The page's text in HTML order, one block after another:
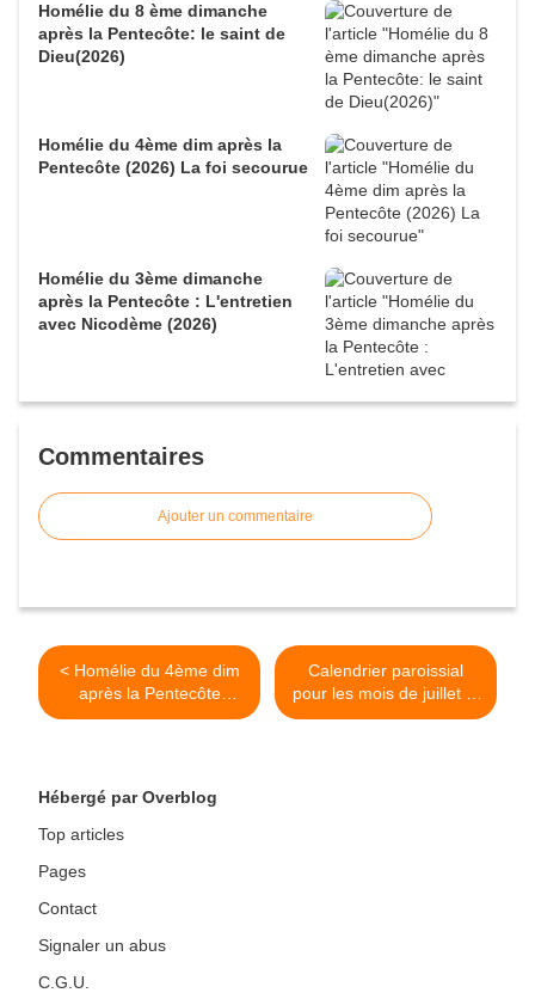
Homélie du 8 ème dimanche
après la Pentecôte: le saint de
Dieu(2026)
Homélie du 4ème dim après la
Pentecôte (2026) La foi secourue
Homélie du 3ème dimanche
après la Pentecôte : L'entretien
avec Nicodème (2026)
Commentaires
Ajouter un commentaire
< Homélie du 4ème dim
après la Pentecôte
(2025) La foi secourue
Calendrier paroissial
pour les mois de juillet et
août 2025 (
Hébergé par Overblog
Top articles
Pages
Contact
Signaler un abus
C.G.U.